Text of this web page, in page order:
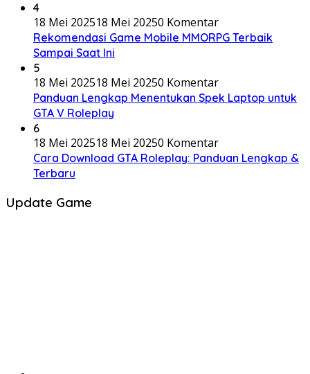
4
18 Mei 202518 Mei 20250 Komentar
Rekomendasi Game Mobile MMORPG Terbaik
Sampai Saat Ini
5
18 Mei 202518 Mei 20250 Komentar
Panduan Lengkap Menentukan Spek Laptop untuk
GTA V Roleplay
6
18 Mei 202518 Mei 20250 Komentar
Cara Download GTA Roleplay: Panduan Lengkap &
Terbaru
Update Game